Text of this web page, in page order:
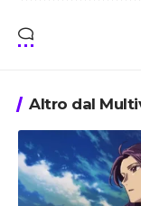
Altro dal